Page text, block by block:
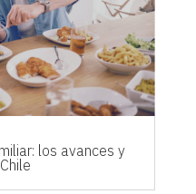
los avances y